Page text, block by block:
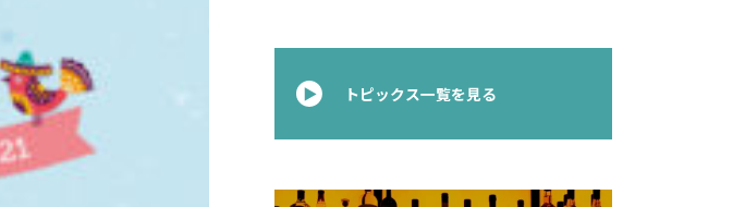
トピックス一覧を見る